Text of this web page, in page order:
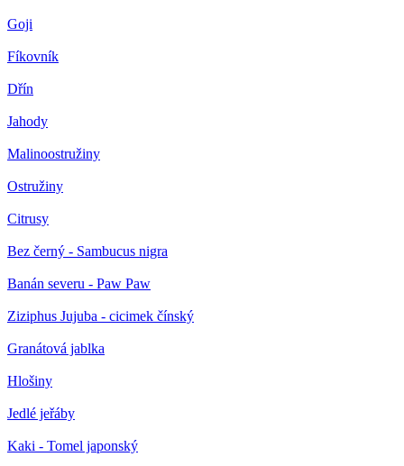
Goji
Fíkovník
Dřín
Jahody
Malinoostružiny
Ostružiny
Citrusy
Bez černý - Sambucus nigra
Banán severu - Paw Paw
Ziziphus Jujuba - cicimek čínský
Granátová jablka
Hlošiny
Jedlé jeřáby
Kaki - Tomel japonský